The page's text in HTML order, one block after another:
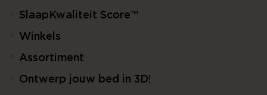
SlaapKwaliteit Score™
Winkels
Assortiment
Ontwerp jouw bed in 3D!